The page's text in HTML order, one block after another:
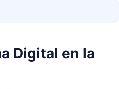
Digital en la